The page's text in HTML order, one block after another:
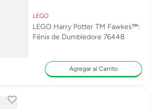
LEGO
LEGO Harry Potter TM Fawkes™:
Fénix de Dumbledore 76448
Agregar al Carrito